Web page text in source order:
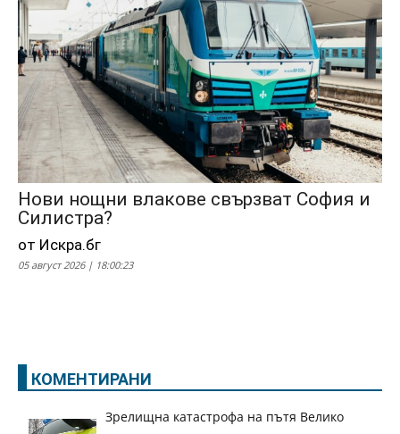
Нови нощни влакове свързват София и
Силистра?
от Искра.бг
05 август 2026 | 18:00:23
КОМЕНТИРАНИ
Зрелищна катастрофа на пътя Велико